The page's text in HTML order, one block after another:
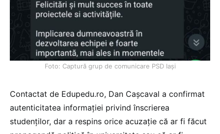
Foto: Captură grup de comunicare PSD Iași
Contactat de Edupedu.ro, Dan Cașcaval a confirmat
autenticitatea informației privind înscrierea
studenților, dar a respins orice acuzație că ar fi făcut